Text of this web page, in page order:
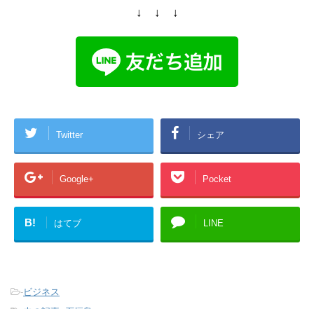
↓ ↓ ↓
Twitter シェア
Google+ Pocket
B! はてブ LINE
-ビジネス